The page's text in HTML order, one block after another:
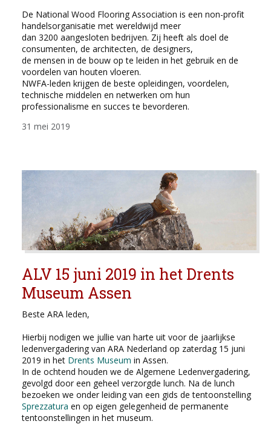
De National Wood Flooring Association is een non-profit
handelsorganisatie met wereldwijd meer
dan 3200 aangesloten bedrijven. Zij heeft als doel de
consumenten, de architecten, de designers,
de mensen in de bouw op te leiden in het gebruik en de
voordelen van houten vloeren.
NWFA-leden krijgen de beste opleidingen, voordelen,
technische middelen en netwerken om hun
professionalisme en succes te bevorderen.
31 mei 2019
ALV 15 juni 2019 in het Drents
Museum Assen
Beste ARA leden,
Hierbij nodigen we jullie van harte uit voor de jaarlijkse
ledenvergadering van ARA Nederland op zaterdag 15 juni
2019 in het Drents Museum in Assen.
In de ochtend houden we de Algemene Ledenvergadering,
gevolgd door een geheel verzorgde lunch. Na de lunch
bezoeken we onder leiding van een gids de tentoonstelling
Sprezzatura en op eigen gelegenheid de permanente
tentoonstellingen in het museum.